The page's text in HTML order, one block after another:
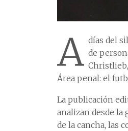
A días del
de
Área penal: el
La publicación
analizan desde la
de la cancha, las